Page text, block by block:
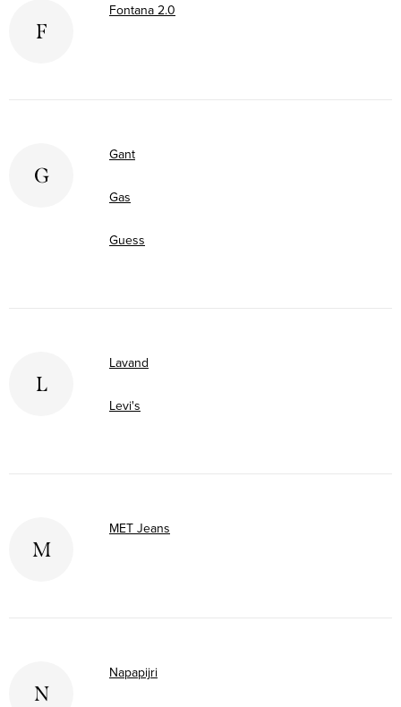
F
Fontana 2.0
G
Gant
Gas
Guess
L
Lavand
Levi's
M
MET Jeans
N
Napapijri